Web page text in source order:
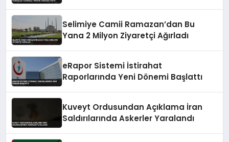
Selimiye Camii Ramazan’dan Bu
Yana 2 Milyon Ziyaretçi Ağırladı
eRapor Sistemi İstirahat
Raporlarında Yeni Dönemi Başlattı
Kuveyt Ordusundan Açıklama İran
Saldırılarında Askerler Yaralandı